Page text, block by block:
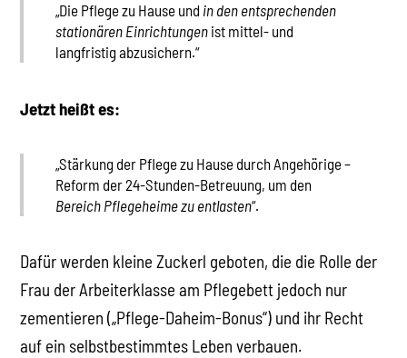
„Die Pflege zu Hause und in den entsprechenden
stationären Einrichtungenist mittel- und
langfristig abzusichern.“
Jetzt heißt es:
„Stärkung der Pflege zu Hause durch Angehörige –
Reform der 24-Stunden-Betreuung, um den
Bereich Pflegeheime zu entlasten“.
Dafür werden kleine Zuckerl geboten, die die Rolle der
Frau der Arbeiterklasse am Pflegebett jedoch nur
zementieren („Pflege-Daheim-Bonus“) und ihr Recht
auf ein selbstbestimmtes Leben verbauen.